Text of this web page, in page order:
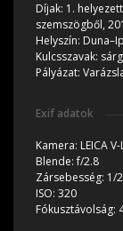
Díjak: 1.
szemszögből,
Helyszín:
Kulcsszavak:
Pályázat:
Exif adatok
Kamera: LEICA
Blende:f/2.8
Zársebesség: 1/
ISO: 320
Fókusztávolság: